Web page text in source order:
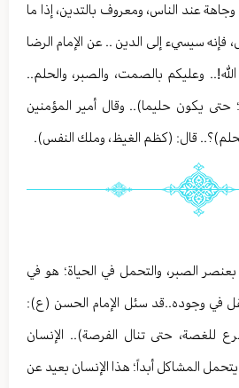
عند الناس، ومعروف بالتدين، إذا ما
فإنه سيسيء إلى الدين .. عن الإمام الرضا
وعليكم بالصمت، والصبر، والحلم..
حتى يكون حليما).. وقال أمير المؤمنين
قال: (كظم الغيظ، وملك النفس).
الصبر، والتحمل في الحياة؛ هو في
في وجوده..قد سئل الإمام الحسن (ع):
للغصة، حتى تنال الفرصة).. الإنسان
يتحمل المشاكل أبداً؛ هذا الإنسان بعيد عن